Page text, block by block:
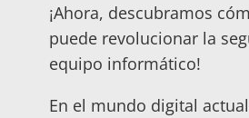
¡Ahora, descubramos
puede revolucionar la
equipo informático!
En el mundo digital